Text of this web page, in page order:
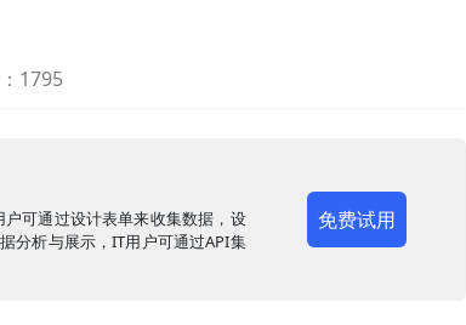
1795
可通过设计表单来收集数据，设
分析与展示，IT用户可通过API集
免费试用